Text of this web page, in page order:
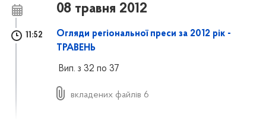
08 травня 2012
11:52
Огляди регіональної преси за 2012 рік -
ТРАВЕНЬ
Вип. з 32 по 37
вкладених файлів 6